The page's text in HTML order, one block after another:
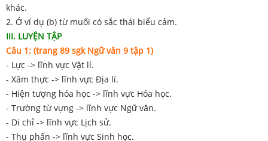
khác.
2. Ở ví dụ (b) từ muối có sắc thái biểu cảm.
III. LUYỆN TẬP
Câu 1: (trang 89 sgk Ngữ văn 9 tập 1)
- Lực -> lĩnh vực Vật lí.
- Xâm thực -> lĩnh vực Địa lí.
- Hiện tượng hóa học -> lĩnh vực Hóa học.
- Trường từ vựng -> lĩnh vực Ngữ văn.
- Di chỉ -> lĩnh vực Lịch sử.
- Thụ phấn -> lĩnh vực Sinh học.